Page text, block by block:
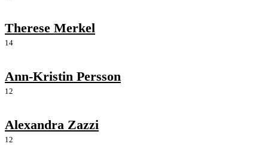
Therese Merkel
14
Ann-Kristin Persson
12
Alexandra Zazzi
12